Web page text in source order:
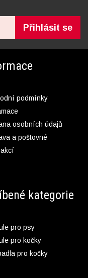
Přihlásit se
podmínky
osobních údajů
a poštovné
kategorie
pro psy
pro kočky
pro kočky